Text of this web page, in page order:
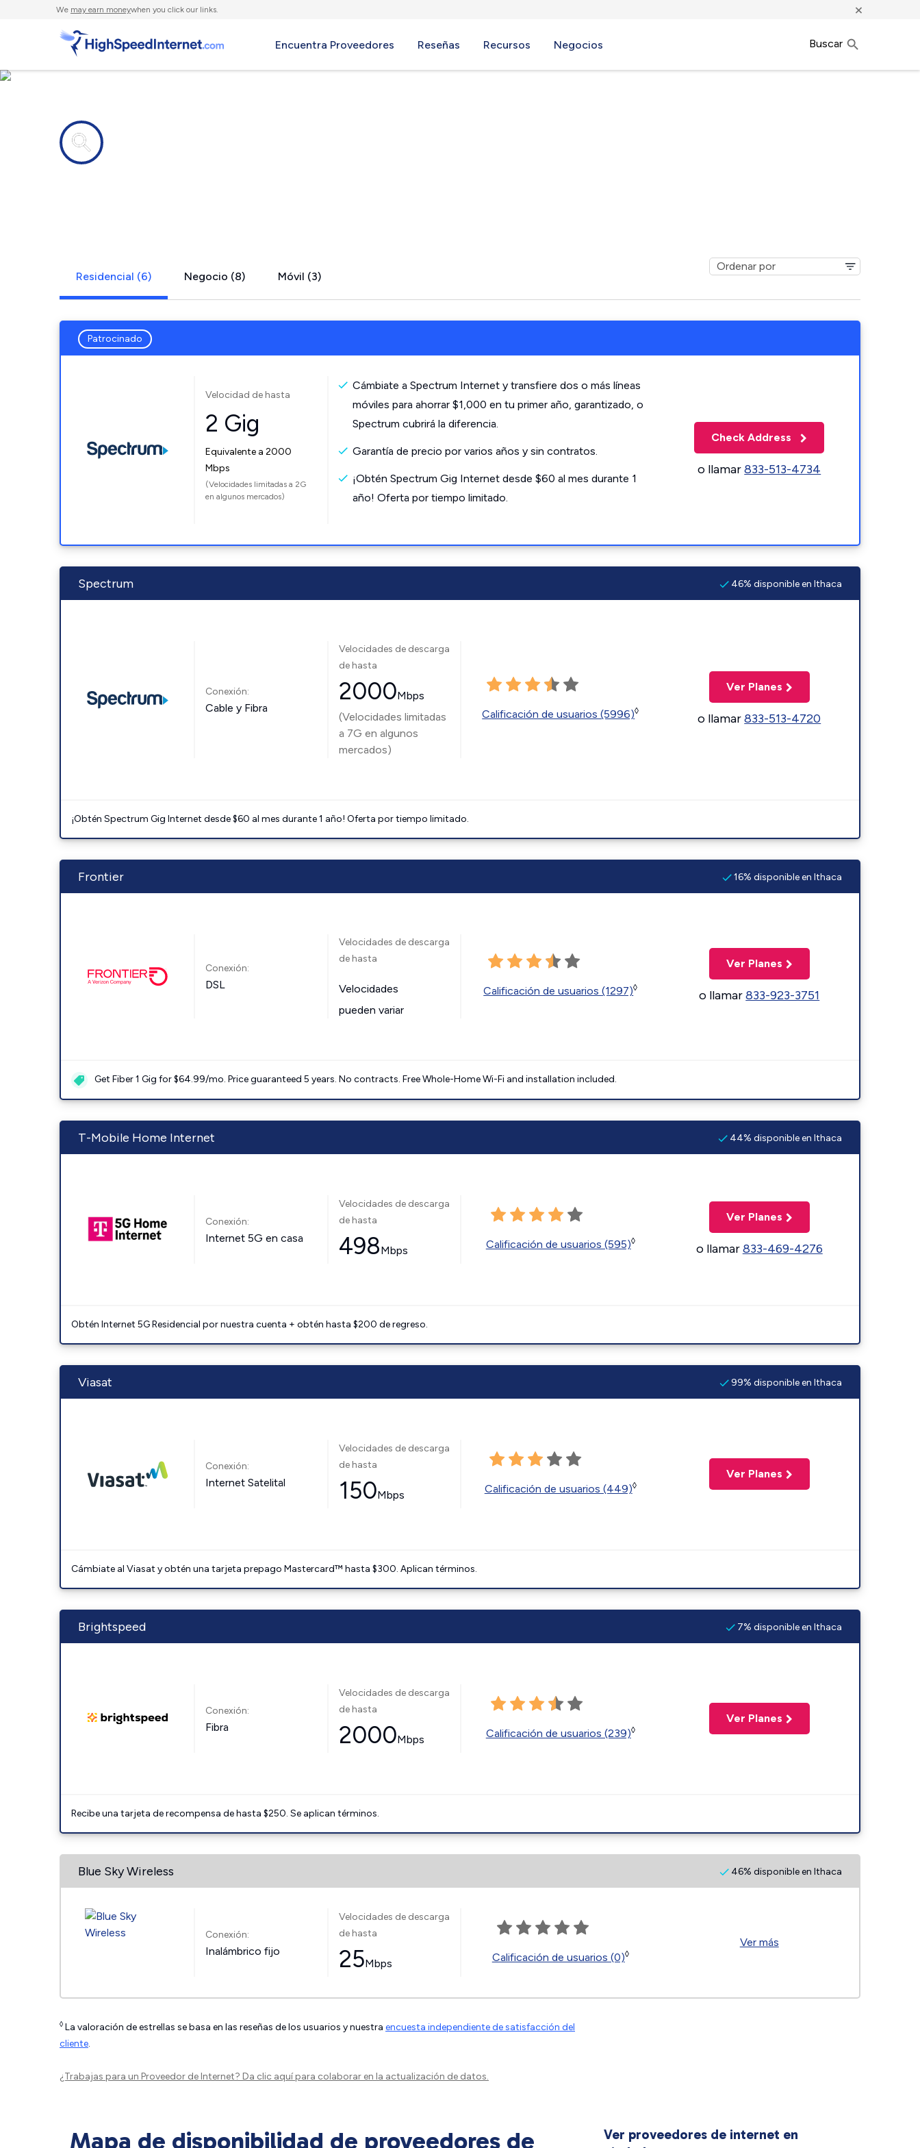
We may earn moneywhen you click our links. ×
Encuentra Proveedores Reseñas Recursos Negocios Buscar
Residencial (6) Negocio (8) Móvil (3)
Patrocinado
Velocidad de hasta
2 Gig
Equivalente a 2000
Mbps
(Velocidades limitadas a 2G
en algunos mercados)
Cámbiate a Spectrum Internet y transfiere dos o más líneas
móviles para ahorrar $1,000 en tu primer año, garantizado, o
Spectrum cubrirá la diferencia.
Garantía de precio por varios años y sin contratos.
¡Obtén Spectrum Gig Internet desde $60 al mes durante 1
año! Oferta por tiempo limitado.
Check Address
o llamar833-513-4734
Spectrum 46% disponible en Ithaca
Conexión:
Cable y Fibra
Velocidades de descarga
de hasta
2000Mbps
(Velocidades limitadas
a 7G en algunos
mercados)
Calificación de usuarios (5996)◊
Ver Planes
o llamar833-513-4720
¡Obtén Spectrum Gig Internet desde $60 al mes durante 1 año! Oferta por tiempo limitado.
Frontier 16% disponible en Ithaca
Conexión:
DSL
Velocidades de descarga
de hasta
Velocidades
pueden variar
Calificación de usuarios (1297)◊
Ver Planes
o llamar833-923-3751
Get Fiber 1 Gig for $64.99/mo. Price guaranteed 5 years. No contracts. Free Whole-Home Wi-Fi and installation included.
T-Mobile Home Internet 44% disponible en Ithaca
Conexión:
Internet 5G en casa
Velocidades de descarga
de hasta
498Mbps Calificación de usuarios (595)◊
Ver Planes
o llamar833-469-4276
Obtén Internet 5G Residencial por nuestra cuenta + obtén hasta $200 de regreso.
Viasat 99% disponible en Ithaca
Conexión:
Internet Satelital
Velocidades de descarga
de hasta
150Mbps Calificación de usuarios (449)◊
Ver Planes
Cámbiate al Viasat y obtén una tarjeta prepago Mastercard™ hasta $300. Aplican términos.
Brightspeed 7% disponible en Ithaca
Conexión:
Fibra
Velocidades de descarga
de hasta
2000Mbps Calificación de usuarios (239)◊
Ver Planes
Recibe una tarjeta de recompensa de hasta $250. Se aplican términos.
Blue Sky Wireless 46% disponible en Ithaca
Conexión:
Inalámbrico fijo
Velocidades de descarga
de hasta
25Mbps Calificación de usuarios (0)◊
Ver más
◊ La valoración de estrellas se basa en las reseñas de los usuarios y nuestra encuesta independiente de satisfacción del
cliente.
¿Trabajas para un Proveedor de Internet? Da clic aquípara colaborar en la actualización de datos.
Mapa de disponibilidad de proveedores de
Ver proveedores de internet en